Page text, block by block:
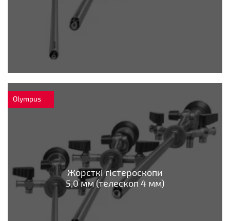
Olympus
Жорсткі гістероскопи
5,0 мм (телескоп 4 мм)